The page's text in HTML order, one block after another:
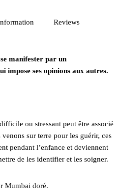
Reviews
manifester par un
impose ses opinions aux autres.
ou stressant peut être associé
sur terre pour les guérir, ces
pendant l’enfance et deviennent
de les identifier et les soigner.
Mumbai doré.